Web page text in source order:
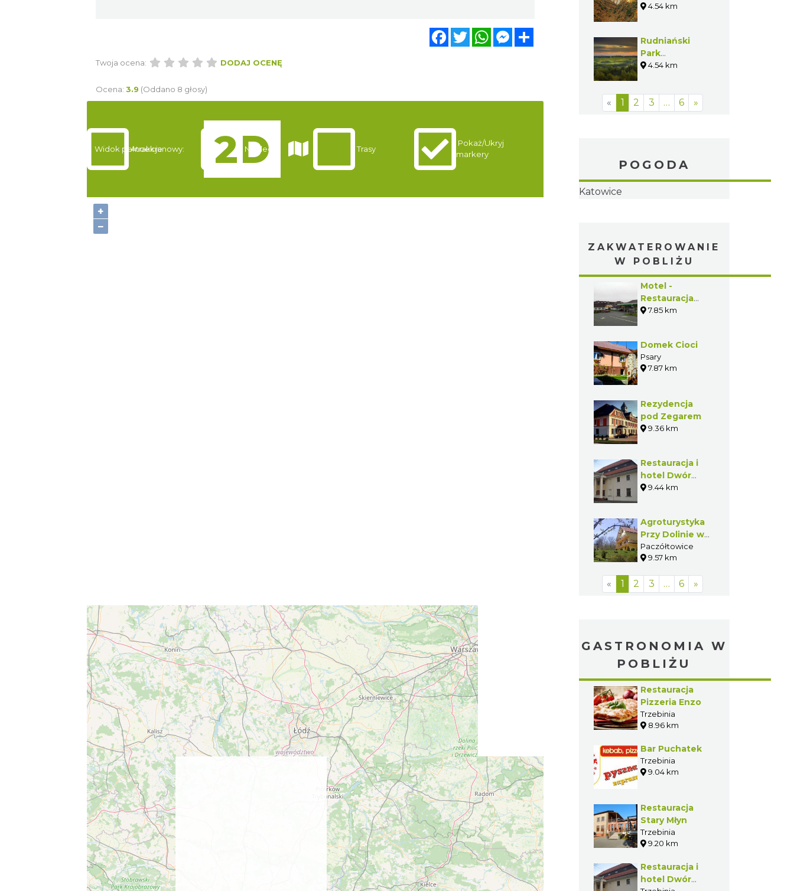
FacebookTwitterWhatsAppMessenger
Twoja ocena: DODAJ OCENĘ
Ocena: 3.9 (Oddano 8 głosy)
+
−
Widok pełnoekranowy:
Atrakcje Noclegi Trasy
Pokaż/Ukryj
markery
Alwerni
4.54 km
Rudniański
Park
Krajobrazowy
4.54 km
« 1 2 3 … 6 »
POGODA
ZAKWATEROWANIE
Motel -
Restauracja
Domek Cioci
Psary
Rezydencja
pod Zegarem
Restauracja i
hotel Dwór
Zieleniewskich
w Trzebini
9.44 km
Agroturystyka
1 2 3 … 6
GASTRONOMIA W
Restauracja
Pizzeria Enzo
Bar Puchatek
Trzebinia
9.04 km
Restauracja